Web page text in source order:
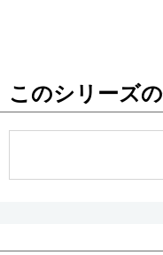
お知らせ
このシリーズ